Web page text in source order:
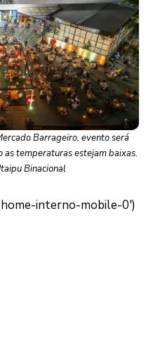
Barrageiro, evento será
temperaturas estejam baixas.
Binacional